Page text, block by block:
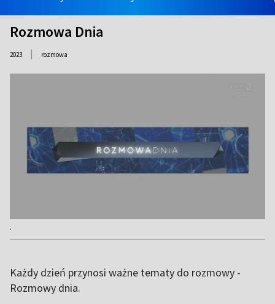
Rozmowa Dnia
2023 | rozmowa
.
Każdy dzień przynosi ważne tematy do rozmowy -
Rozmowy dnia.